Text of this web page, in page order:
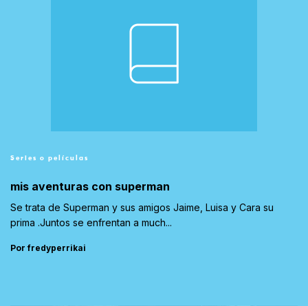
Series o películas
mis aventuras con superman
Se trata de Superman y sus amigos Jaime, Luisa y Cara su
prima .Juntos se enfrentan a much...
Por fredyperrikai